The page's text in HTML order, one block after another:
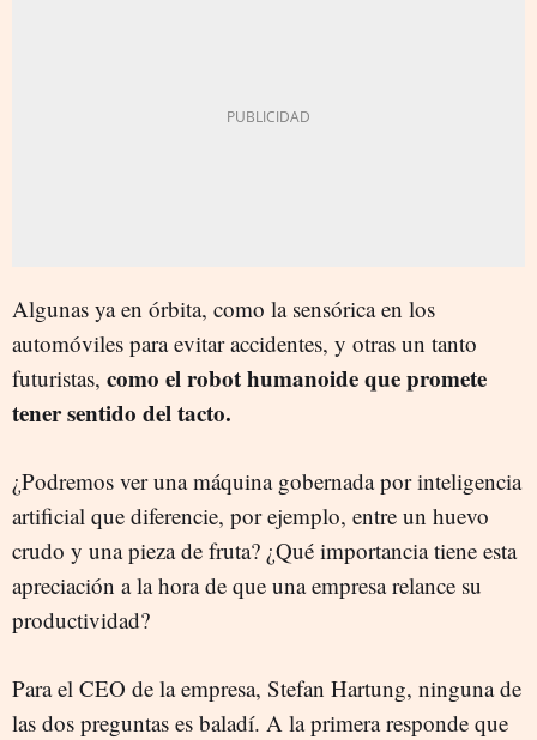
Algunas ya en órbita, como la sensórica en los
automóviles para evitar accidentes, y otras un tanto
futuristas, como el robot humanoide que promete
tener sentido del tacto.
¿Podremos ver una máquina gobernada por inteligencia
artificial que diferencie, por ejemplo, entre un huevo
crudo y una pieza de fruta? ¿Qué importancia tiene esta
apreciación a la hora de que una empresa relance su
productividad?
Para el CEO de la empresa, Stefan Hartung, ninguna de
las dos preguntas es baladí. A la primera responde que